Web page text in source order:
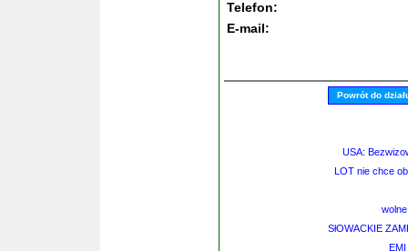
Telefon:
E-mail:
Powrót do
USA:
LOT nie chce
SłOWACKIE